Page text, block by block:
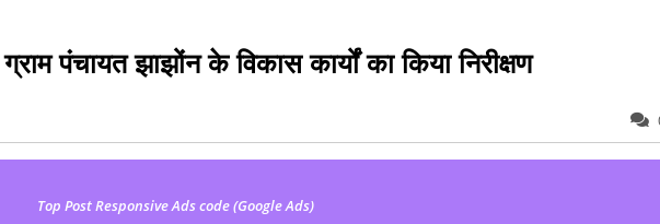
पंचायत झाझोंन के विकास कार्यों का किया निरीक्षण
Top Post Responsive Ads code (Google Ads)